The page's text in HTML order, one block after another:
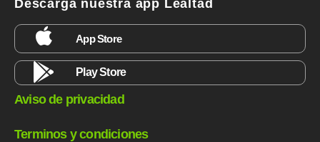
Descarga nuestra app Lealtad
App Store
Play Store
Aviso de privacidad
Terminos y condiciones